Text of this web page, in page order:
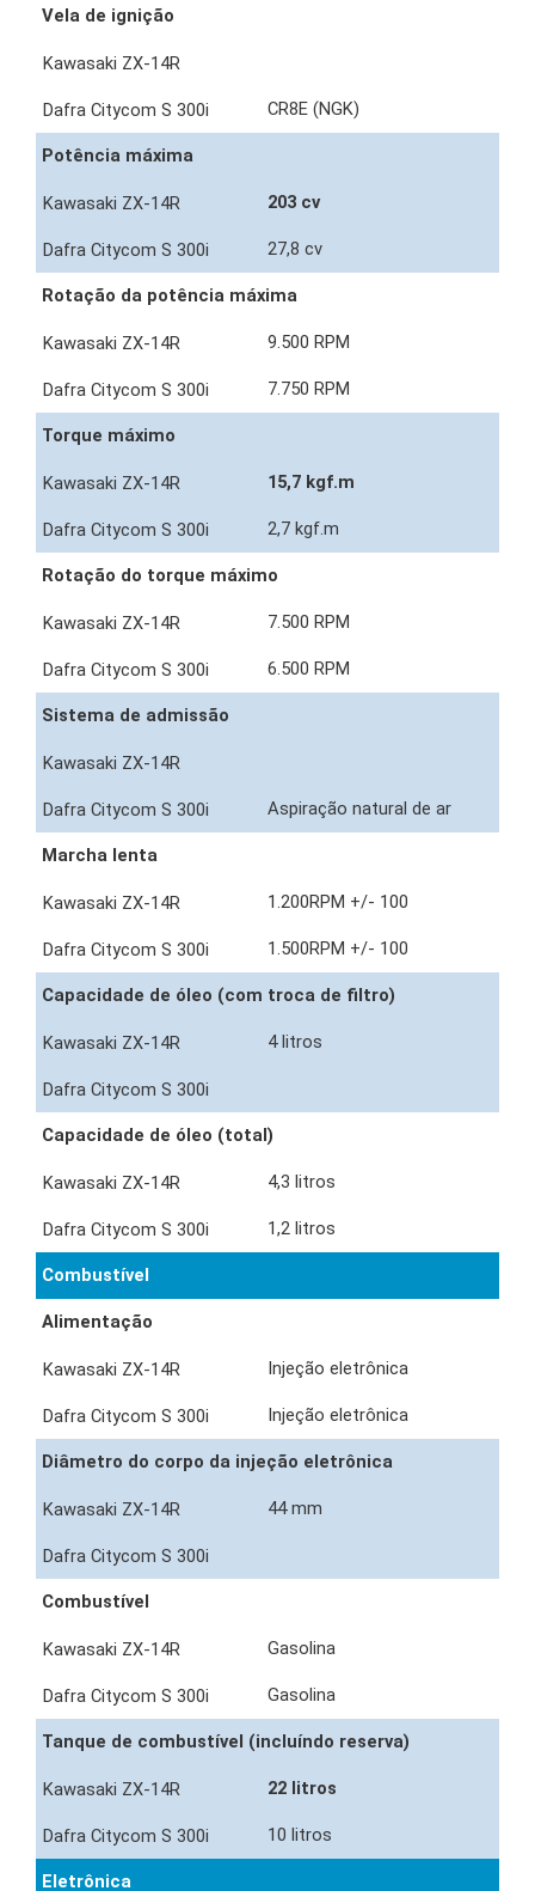
Vela de ignição
CR8E (NGK)
Potência máxima
203 cv
27,8 cv
Rotação da potência máxima
9.500 RPM
7.750 RPM
Torque máximo
15,7 kgf.m
2,7 kgf.m
Rotação do torque máximo
7.500 RPM
6.500 RPM
Sistema de admissão
Aspiração natural de ar
Marcha lenta
1.200RPM +/- 100
1.500RPM +/- 100
Capacidade de óleo (com troca de filtro)
4 litros
Capacidade de óleo (total)
4,3 litros
1,2 litros
Combustível
Alimentação
Injeção eletrônica
Injeção eletrônica
Diâmetro do corpo da injeção eletrônica
44 mm
Combustível
Gasolina
Gasolina
Tanque de combustível (incluíndo reserva)
22 litros
10 litros
Eletrônica